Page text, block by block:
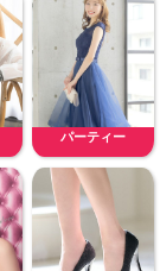
パーティー